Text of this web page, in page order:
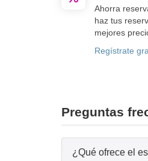
Ahorra
haz tus
mejores
Regístrate
Preguntas
¿Qué ofrece el